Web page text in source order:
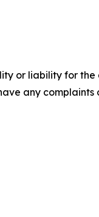
or liability for
any complaints